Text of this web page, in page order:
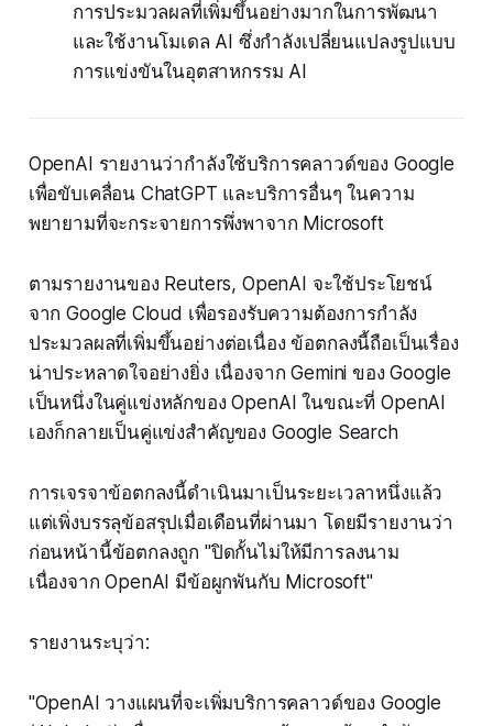
การประมวลผลที่เพิ่มขึ้นอย่างมากในการพัฒนา
และใช้งานโมเดล AI ซึ่งกำลังเปลี่ยนแปลงรูปแบบ
การแข่งขันในอุตสาหกรรม AI
OpenAI รายงานว่ากำลังใช้บริการคลาวด์ของ Google
เพื่อขับเคลื่อน ChatGPT และบริการอื่นๆ ในความ
พยายามที่จะกระจายการพึ่งพาจาก Microsoft
ตามรายงานของ Reuters, OpenAI จะใช้ประโยชน์
จาก Google Cloud เพื่อรองรับความต้องการกำลัง
ประมวลผลที่เพิ่มขึ้นอย่างต่อเนื่อง ข้อตกลงนี้ถือเป็นเรื่อง
น่าประหลาดใจอย่างยิ่ง เนื่องจาก Gemini ของ Google
เป็นหนึ่งในคู่แข่งหลักของ OpenAI ในขณะที่ OpenAI
เองก็กลายเป็นคู่แข่งสำคัญของ Google Search
การเจรจาข้อตกลงนี้ดำเนินมาเป็นระยะเวลาหนึ่งแล้ว
แต่เพิ่งบรรลุข้อสรุปเมื่อเดือนที่ผ่านมา โดยมีรายงานว่า
ก่อนหน้านี้ข้อตกลงถูก "ปิดกั้นไม่ให้มีการลงนาม
เนื่องจาก OpenAI มีข้อผูกพันกับ Microsoft"
รายงานระบุว่า:
"OpenAI วางแผนที่จะเพิ่มบริการคลาวด์ของ Google